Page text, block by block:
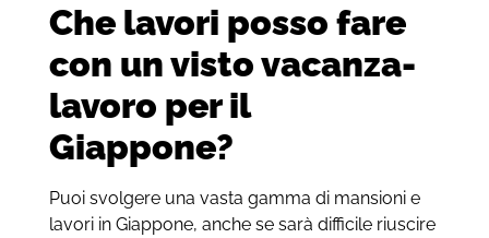
Che lavori posso fare
con un visto vacanza-
lavoro per il
Giappone?
Puoi svolgere una vasta gamma di mansioni e
lavori in Giappone, anche se sarà difficile riuscire